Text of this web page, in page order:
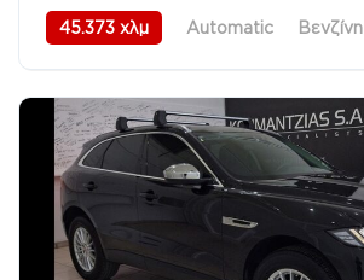
45.373 χλμ Automatic
Βενζίνη